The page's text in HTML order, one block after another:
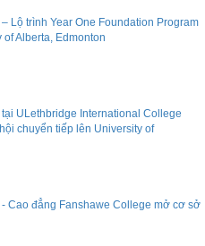
Lộ trình Year One Foundation Program
Alberta, Edmonton
ULethbridge International College
chuyển tiếp lên University of
Cao đẳng Fanshawe College mở cơ sở